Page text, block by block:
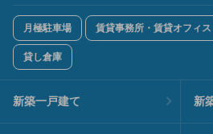
月極駐車場 賃貸事務所・賃貸オフィス
貸し倉庫
新築一戸建て 新